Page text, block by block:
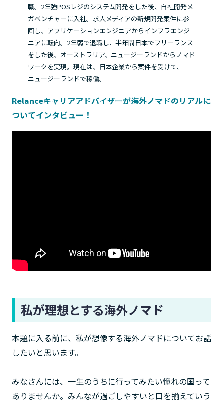
職。2年強POSレジのシステム開発をした後、自社開発メ
ガベンチャーに入社。求人メディアの新規開発案件に参
画し、アプリケーションエンジニアからインフラエンジ
ニアに転向。2年弱で退職し、半年間日本でフリーランス
をした後、オーストラリア、ニュージーランドからノマド
ワークを実現。現在は、日本企業から案件を受けて、
ニュージーランドで稼働。
Relanceキャリアアドバイザーが海外ノマドのリアルに
ついてインタビュー！
私が理想とする海外ノマド
本題に入る前に、私が想像する海外ノマドについてお話
したいと思います。
みなさんには、一生のうちに行ってみたい憧れの国って
ありませんか。みんなが過ごしやすいと口を揃えていう